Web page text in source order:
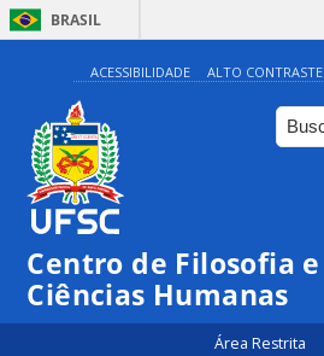
BRASIL
ACESSIBILIDADE ALTO CONTRASTE
Centro de Filosofia e
Ciências Humanas
Área Restrita